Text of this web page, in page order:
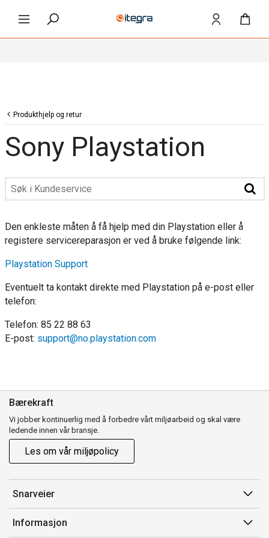
Produkthjelp og retur
Sony Playstation
Den enkleste måten å få hjelp med din Playstation eller å
registere servicereparasjon er ved å bruke følgende link:
Playstation Support
Eventuelt ta kontakt direkte med Playstation på e-post eller
telefon:
Telefon: 85 22 88 63
E-post: support@no.playstation.com
Bærekraft
Vi jobber kontinuerlig med å forbedre vårt miljøarbeid og skal være
ledende innen vår bransje.
Les om vår miljøpolicy
Snarveier
Min side
Informasjon